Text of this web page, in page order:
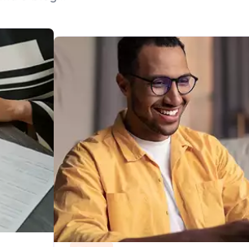
head>
center>